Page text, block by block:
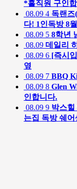
*홀직원 구인
08.09 4 독랜즈
다! 1인독방 8
08.09 5 8학년
08.09 데일리
08.09 6 [즉시
옆
08.09 7 BBQ
08.09 8 Glen
인합니다.
08.09 9 박스힐
는집 독방 쉐